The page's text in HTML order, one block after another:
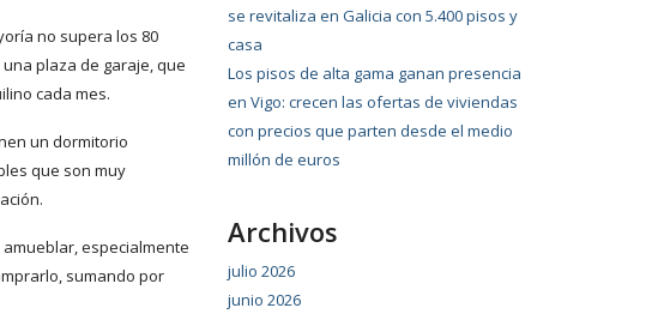
no supera los 80
plaza de garaje, que
cada mes.
un dormitorio
que son muy
especialmente
sumando por
se revitaliza en Galicia con 5.400 pisos y
casa
Los pisos de alta gama ganan presencia
en Vigo: crecen las ofertas de viviendas
con precios que parten desde el medio
millón de euros
Archivos
julio 2026
junio 2026